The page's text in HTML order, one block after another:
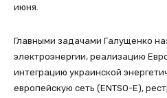
июня.
Главными задачами Галущенко
электроэнергии, реализацию
интеграцию украинской
европейскую сеть (ENTSO-E),